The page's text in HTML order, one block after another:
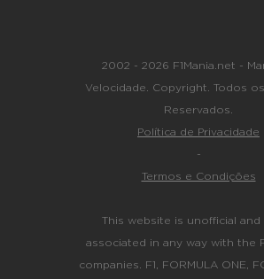
2002 - 2026 F1Mania.net -
Velocidade. Copyright. Todos
Reservados.
Política de Privacidade
-
Termos e Condições
This website is unofficial and
associated in any way with the
companies. F1, FORMULA ONE,